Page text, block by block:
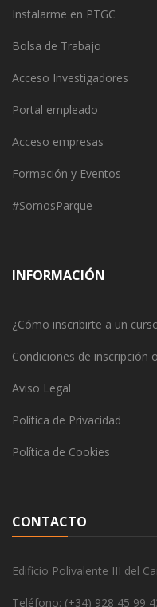
Instalarme en PTGC
Bolsa de Trabajo
Acceso Investigadores
Portal empleado
Acceso empresas
Formación y Eventos
#SomosParque
INFORMACIÓN
¿Cómo inscribirte a un
Condiciones de inscripción
Aviso Legal
Política de Privacidad
Política de Cookies
CONTACTO
Edificio Polivalente III del
Teléfono: (+34) 928 45 99